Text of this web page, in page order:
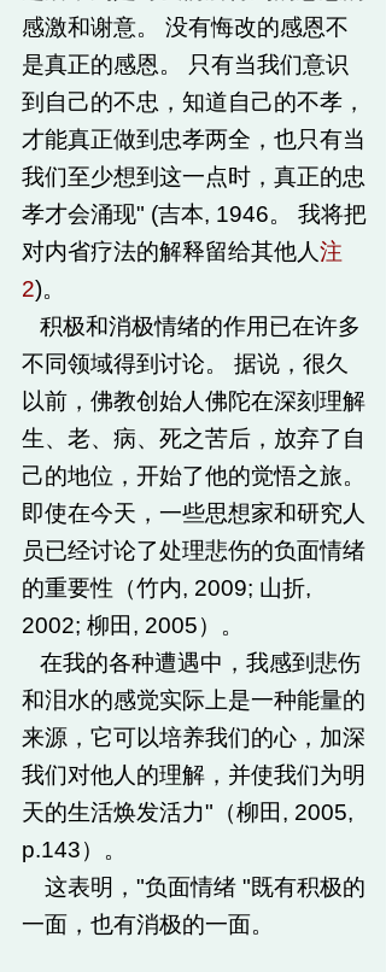
感激和谢意。 没有悔改的感恩不
是真正的感恩。 只有当我们意识
到自己的不忠，知道自己的不孝，
才能真正做到忠孝两全，也只有当
我们至少想到这一点时，真正的忠
孝才会涌现" (吉本, 1946。 我将把
对内省疗法的解释留给其他人注
2)。
积极和消极情绪的作用已在许多
不同领域得到讨论。 据说，很久
以前，佛教创始人佛陀在深刻理解
生、老、病、死之苦后，放弃了自
己的地位，开始了他的觉悟之旅。
即使在今天，一些思想家和研究人
员已经讨论了处理悲伤的负面情绪
的重要性（竹内, 2009; 山折,
2002; 柳田, 2005）。
在我的各种遭遇中，我感到悲伤
和泪水的感觉实际上是一种能量的
来源，它可以培养我们的心，加深
我们对他人的理解，并使我们为明
天的生活焕发活力"（柳田, 2005,
p.143）。
这表明，"负面情绪 "既有积极的
一面，也有消极的一面。